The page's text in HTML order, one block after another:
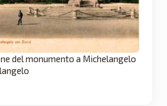
del monumento a Michelangelo